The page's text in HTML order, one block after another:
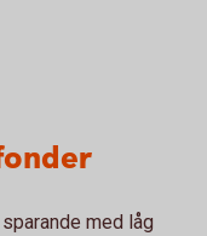
med låg